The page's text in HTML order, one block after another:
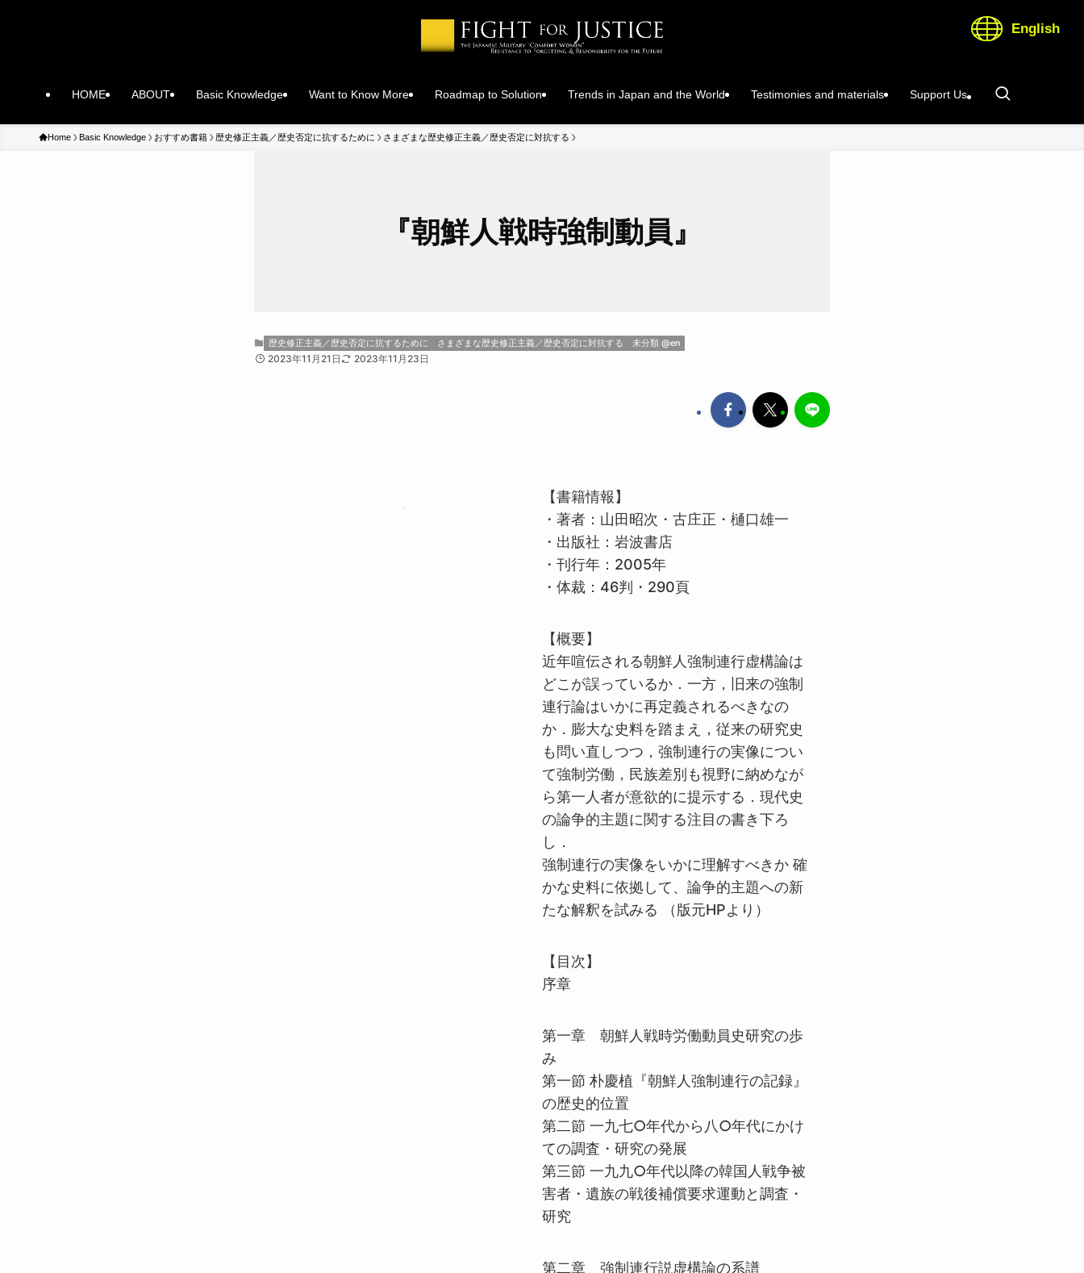
HOME ABOUT Basic Knowledge Want to Know More Roadmap to Solution Trends in Japan and the World Testimonies and materials Support Us
English
Home Basic Knowledge おすすめ書籍 歴史修正主義／歴史否定に抗するために さまざまな歴史修正主義／歴史否定に対抗する
『朝鮮人戦時強制動員』
歴史修正主義／歴史否定に抗するために さまざまな歴史修正主義／歴史否定に対抗する 未分類 @en
2023年11月21日 2023年11月23日
【書籍情報】
・著者：山田昭次・古庄正・樋口雄一
・出版社：岩波書店
・刊行年： 2005年
・体裁：46判・ 290頁
【概要】
近年喧伝される朝鮮人強制連行虚構論は
どこが誤っているか．一方，旧来の強制
連行論はいかに再定義されるべきなの
か．膨大な史料を踏まえ，従来の研究史
も問い直しつつ，強制連行の実像につい
て強制労働，民族差別も視野に納めなが
ら第一人者が意欲的に提示する．現代史
の論争的主題に関する注目の書き下ろ
し．
強制連行の実像をいかに理解すべきか 確
かな史料に依拠して、論争的主題への新
たな解釈を試みる
（版元HPより）
【目次】
序章
第一章 朝鮮人戦時労働動員史研究の歩
み
第一節 朴慶植『朝鮮人強制連行の記録』
の歴史的位置
第二節 一九七○年代から八○年代にかけ
ての調査・研究の発展
第三節 一九九○年代以降の韓国人戦争被
害者・遺族の戦後補償要求運動と調査・
研究
第二章 強制連行説虚構論の系譜